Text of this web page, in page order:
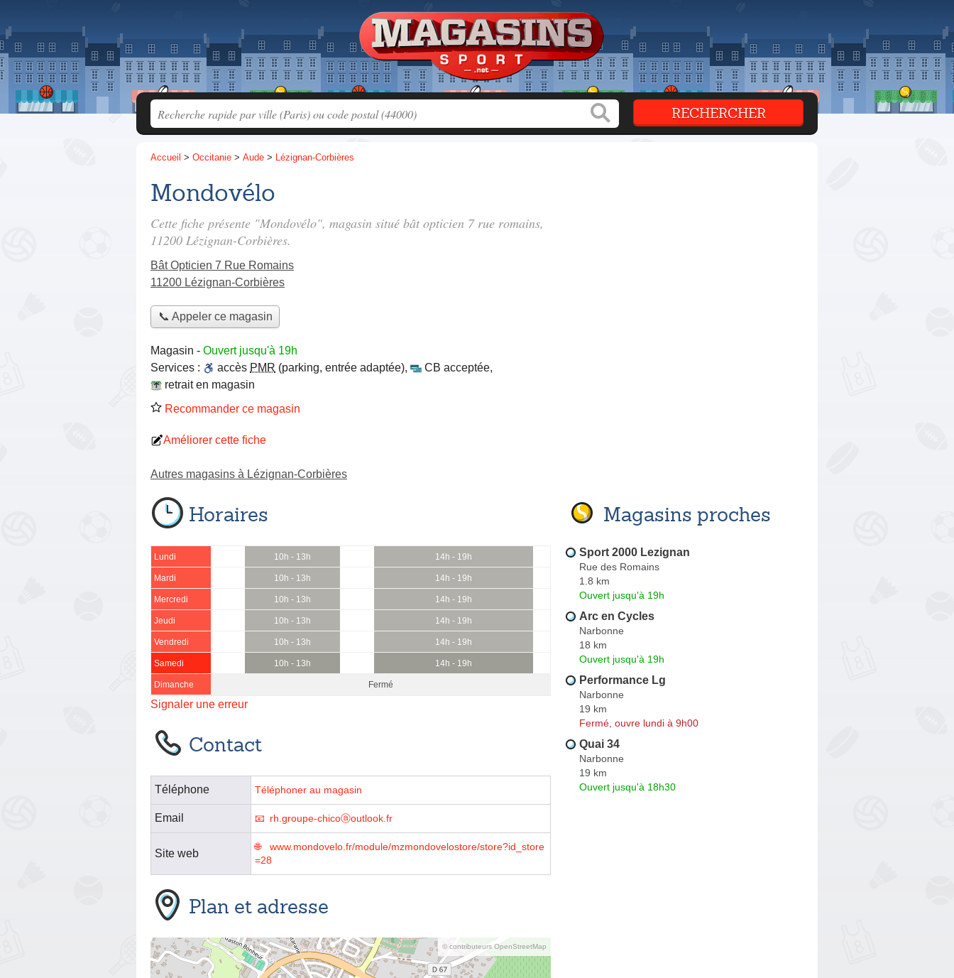
Accueil > Occitanie > Aude > Lézignan-Corbières
Mondovélo
Cette fiche présente "Mondovélo", magasin situé bât opticien 7 rue romains,
11200 Lézignan-Corbières.
Bât Opticien 7 Rue Romains
11200 Lézignan-Corbières
📞 Appeler ce magasin
Magasin - Ouvert jusqu'à 19h
Services :
accès PMR (parking, entrée adaptée), CB acceptée,
retrait en magasin
Recommander ce magasin
Améliorer cette fiche
Autres magasins à Lézignan-Corbières
Horaires
Lundi 10h - 13h 14h - 19h
Mardi 10h - 13h 14h - 19h
Mercredi 10h - 13h 14h - 19h
Jeudi 10h - 13h 14h - 19h
Vendredi 10h - 13h 14h - 19h
Samedi 10h - 13h 14h - 19h
Dimanche Fermé
Signaler une erreur
Contact
Téléphone Téléphoner au magasin
Email rh.groupe-chicoⓐoutlook.fr
Site web
www.mondovelo.fr/module/mzmondovelostore/store?id_store
=28
Plan et adresse
© contributeurs OpenStreetMap
Magasins proches
Sport 2000 Lezignan
Rue des Romains
1.8 km
Ouvert jusqu'à 19h
Arc en Cycles
Narbonne
18 km
Ouvert jusqu'à 19h
Performance Lg
Narbonne
19 km
Fermé, ouvre lundi à 9h00
Quai 34
Narbonne
19 km
Ouvert jusqu'à 18h30